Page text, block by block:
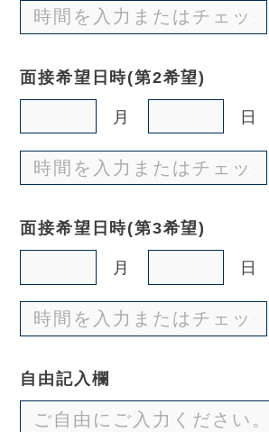
面接希望日時(第2希望)
月 日
面接希望日時(第3希望)
月 日
自由記入欄